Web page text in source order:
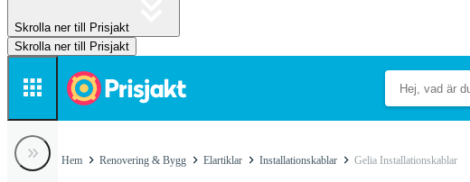
Skrolla ner till Prisjakt
Skrolla ner till Prisjakt
Hem Renovering & Bygg Elartiklar Installationskablar Gelia Installationskablar